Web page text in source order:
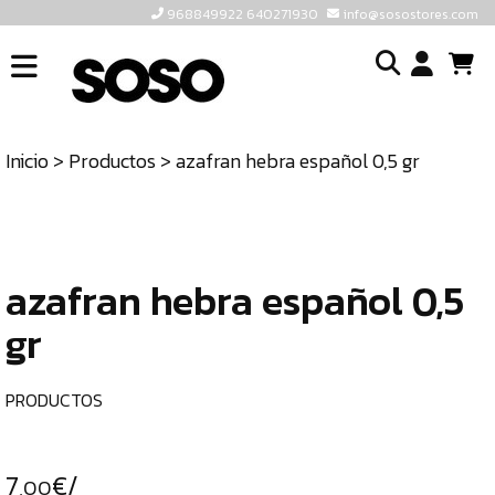
968849922 640271930 info@sosostores.com
INICIO
TIENDA
640271930
INFO@SOSOSTORES.COM
Inicio> Productos> azafran hebra español 0,5 gr
azafran hebra español 0,5
gr
PRODUCTOS
7,00€/